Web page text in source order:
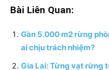
Bài Liên Quan:
Gần 5.000 m2 rừng
ai chịu trách nhiệm?
Gia Lai: Từng vạt rừng